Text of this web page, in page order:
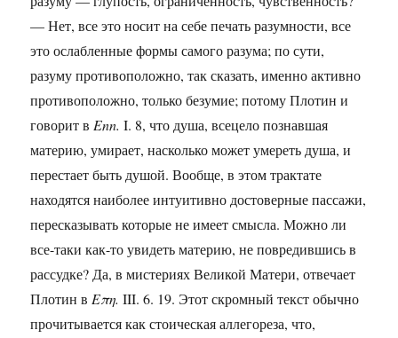
— Нет, все это носит на себе печать разумности, все
это ослабленные формы самого разума; по сути,
разуму противоположно, так сказать, именно активно
противоположно, только безумие; потому Плотин и
говорит в Εnn. I. 8, что душа, всецело познавшая
материю, умирает, насколько может умереть душа, и
перестает быть душой. Вообще, в этом трактате
находятся наиболее интуитивно достоверные пассажи,
пересказывать которые не имеет смысла. Можно ли
все-таки как-то увидеть материю, не повредившись в
рассудке? Да, в мистериях Великой Матери, отвечает
Плотин в Επη. III. 6. 19. Этот скромный текст обычно
прочитывается как стоическая аллегореза, что,